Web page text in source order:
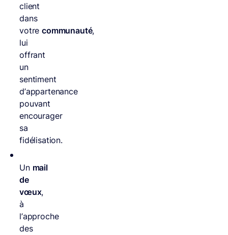
client
dans
votrecommunauté,
lui
offrant
un
sentiment
d’appartenance
pouvant
encourager
sa
fidélisation.
Un mail
de
vœux,
à
l’approche
des